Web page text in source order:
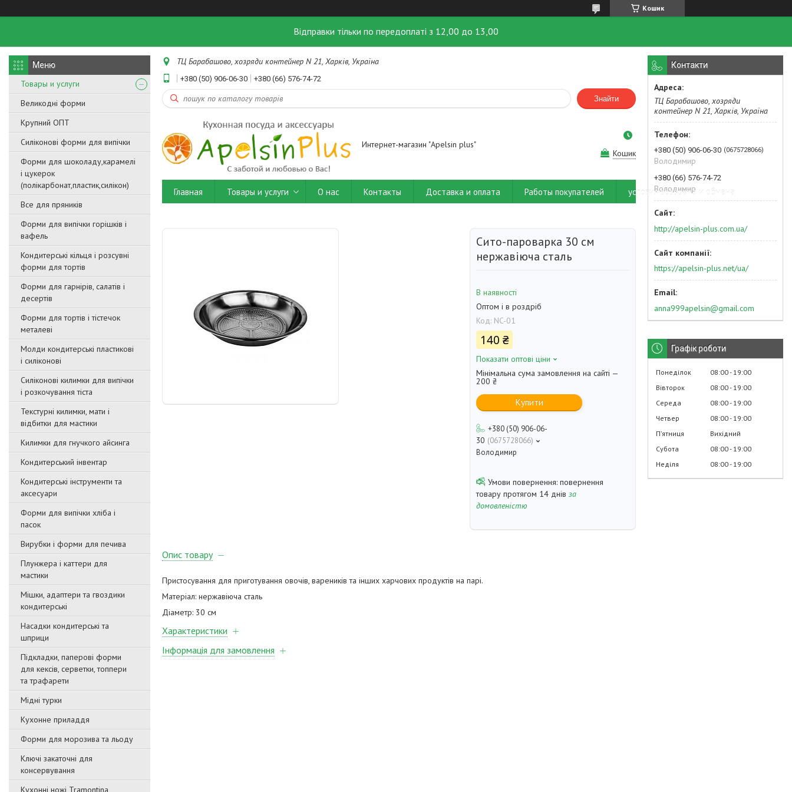
Кошик
Відправки тільки по передоплаті з 12,00 до 13,00
Товары и услуги
Великодні форми
Крупний ОПТ
Силіконові форми для випічки
Форми для шоколаду,карамелі
і цукерок
(полікарбонат,пластик,силікон)
Все для пряників
Форми для випічки горішків і
вафель
Кондитерські кільця і розсувні
форми для тортів
Форми для гарнірів, салатів і
десертів
Форми для тортів і тістечок
металеві
Молди кондитерські пластикові
і силіконові
Силіконові килимки для випічки
і розкочування тіста
Текстурні килимки, мати і
відбитки для мастики
Килимки для гнучкого айсинга
Кондитерський інвентар
Кондитерські інструменти та
аксесуари
Форми для випічки хліба і
пасок
Вирубки і форми для печива
Плунжера і каттери для
мастики
Мішки, адаптери та гвоздики
кондитерські
Насадки кондитерські та
шприци
Підкладки, паперові форми
для кексів, серветки, топпери
та трафарети
Мідні турки
Кухонне приладдя
Форми для морозива та льоду
Ключі закаточні для
консервування
Кухонні ножі Tramontina
ТЦ Барабашово, хозряди контейнер N 21, Харків, Україна
+380 (50) 906-06-30 +380 (66) 576-74-72
Знайти
Интернет-магазин "Apelsin plus"
Кошик
Главная Товары и услуги О нас Контакты Доставка и оплата Работы покупателей условия возврата и обмена
Сито-пароварка 30 см
нержавіюча сталь
В наявності
Оптом і в роздріб
Код: NC-01
140 ₴
Показати оптові ціни
Мінімальна сума замовлення на сайті —
200 ₴
Купити
+380 (50) 906-06-
30 0675728066
Володимир
повернення
товару протягом 14 днів за
домовленістю
Опис товару
Пристосування для приготування овочів, вареників та інших харчових продуктів на парі.
Матеріал: нержавіюча сталь
Діаметр: 30 см
Характеристики
Інформація для замовлення
Контакти
ТЦ Барабашово, хозряди
контейнер N 21, Харків, Україна
+380 (50) 906-06-30 0675728066
Володимир
+380 (66) 576-74-72
Володимир
http://apelsin-plus.com.ua/
https://apelsin-plus.net/ua/
anna999apelsin@gmail.com
Графік роботи
Понеділок 08:00 19:00
Вівторок
08:00 19:00
Середа
08:00 19:00
Четвер
08:00 19:00
Пʼятниця
Вихідний
Субота
08:00 19:00
Неділя
08:00 19:00